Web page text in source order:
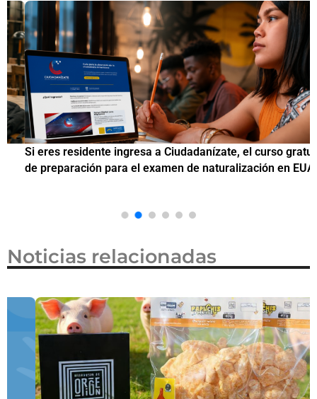
Si eres residente ingresa a Ciudadanízate, el curso gratuito
de preparación para el examen de naturalización en EUA
Noticias relacionadas